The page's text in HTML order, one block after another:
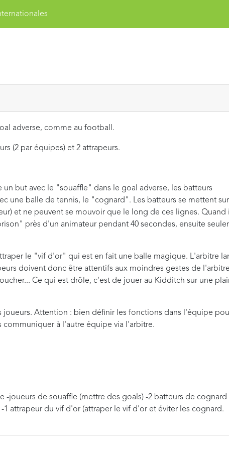
adverse, comme au football.
(2 par équipes) et 2 attrapeurs.
but avec le "souaffle" dans le goal adverse, les batteurs
une balle de tennis, le "cognard". Les batteurs se mettent
et ne peuvent se mouvoir que le long de ces lignes. Quand
près d'un animateur pendant 40 secondes, ensuite
le "vif d'or" qui est en fait une balle magique. L'arbitre
doivent donc être attentifs aux moindres gestes de l'arbitre
Ce qui est drôle, c'est de jouer au Kidditch sur une
joueurs. Attention : bien définir les fonctions dans l'équipe
communiquer à l'autre équipe via l'arbitre.
joueurs de souaffle (mettre des goals) -2 batteurs de cognard
1 attrapeur du vif d'or (attraper le vif d'or et éviter les cognard.